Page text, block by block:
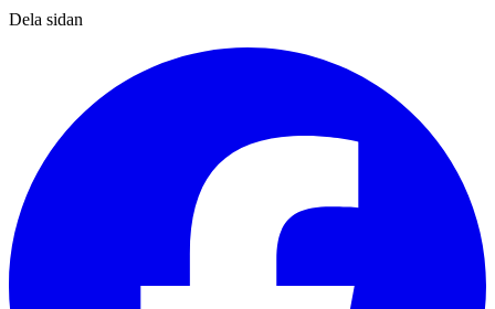
Dela sidan